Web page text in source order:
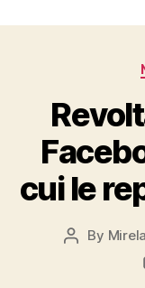
cui le
Post
By